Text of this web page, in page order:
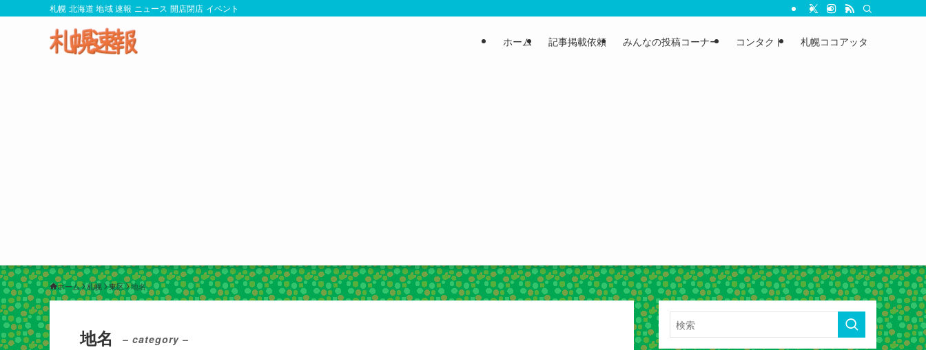
札幌 北海道 地域 速報 ニュース 開店閉店 イベント
ホーム 記事掲載依頼 みんなの投稿コーナー コンタクト 札幌ココアッタ
ホーム 札幌 東区 地名
地名 – category –